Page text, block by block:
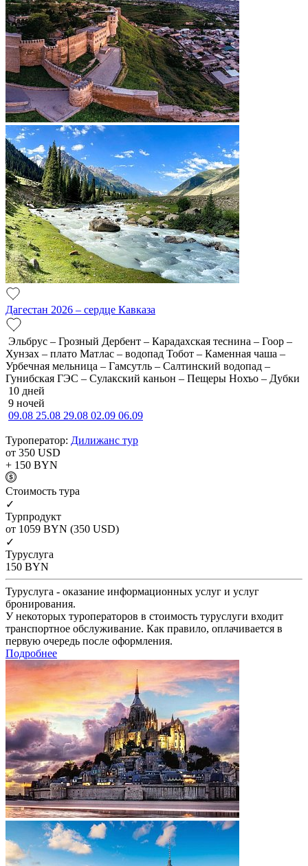
Дагестан 2026 – сердце Кавказа
Эльбрус – Грозный Дербент – Карадахская теснина – Гоор –
Хунзах – плато Матлас – водопад Тобот – Каменная чаша –
Урбечная мельница – Гамсутль – Салтинский водопад –
Гунибская ГЭС – Сулакский каньон – Пещеры Нохъо – Дубки
10 дней
9 ночей
09.08 25.08 29.08 02.09 06.09
Туроператор: Дилижанс тур
от 350 USD
+ 150 BYN
Cтоимость тура
✓
Турпродукт
от 1059 BYN (350 USD)
✓
Туруслуга
150 BYN
Туруслуга - оказание информационных услуг и услуг
бронирования.
У некоторых туроператоров в стоимость туруслуги входит
транспортное обслуживание. Как правило, оплачивается в
первую очередь после оформления.
Подробнее